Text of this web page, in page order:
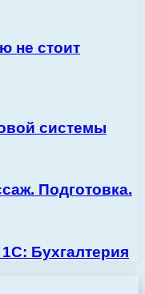
не стоит
системы
Подготовка.
Бухгалтерия